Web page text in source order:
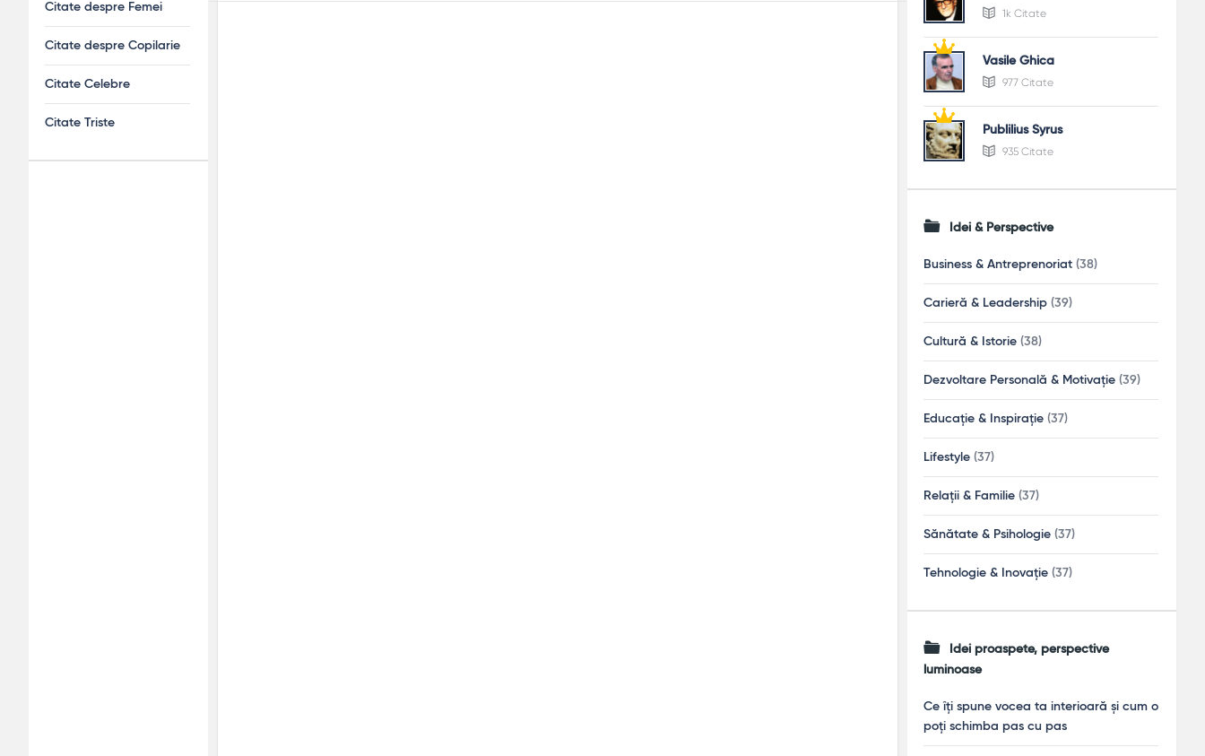
1k Citate
Vasile Ghica
977 Citate
Publilius Syrus
935 Citate
Idei & Perspective
Business & Antreprenoriat (38)
Carieră & Leadership (39)
Cultură & Istorie (38)
Dezvoltare Personală & Motivație (39)
Educație & Inspirație (37)
Lifestyle (37)
Relații & Familie (37)
Sănătate & Psihologie (37)
Tehnologie & Inovație (37)
Idei proaspete, perspective
luminoase
Ce îți spune vocea ta interioară și cum o
poți schimba pas cu pas
Citate despre Femei
Citate despre Copilarie
Citate Celebre
Citate Triste